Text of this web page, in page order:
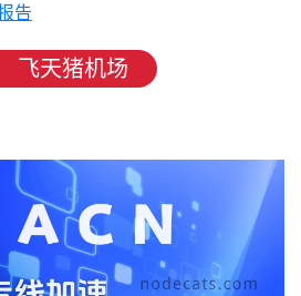
告
飞天猪机场